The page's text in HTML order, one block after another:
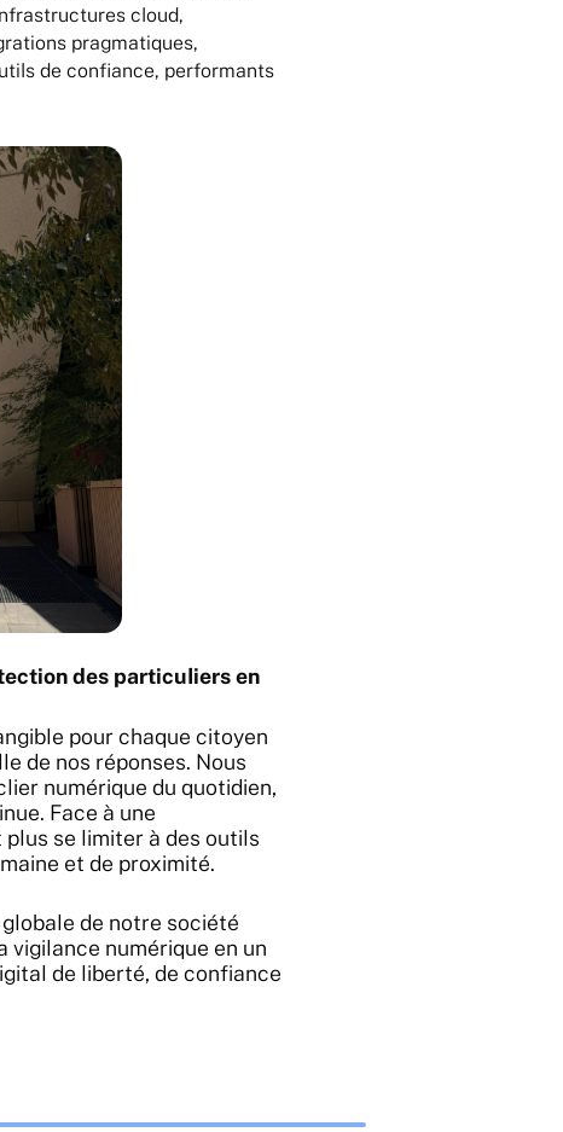
cloud,
pragmatiques,
de confiance, performants
des particuliers en
pour chaque citoyen
de nos réponses. Nous
numérique du quotidien,
Face à une
se limiter à des outils
et de proximité.
de notre société
numérique en un
de liberté, de confiance